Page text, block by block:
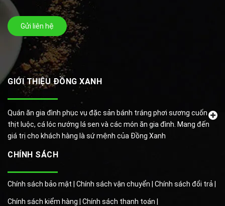
Gửi liên hệ
GIỚI THIỆU ĐỒNG XANH
Quán ăn gia đình phục vụ đặc sản bánh tráng phơi sương cuốn
thịt luộc, cá lóc nướng lá sen và các món ăn gia đình. Mang đến
giá trị cho khách hàng là sứ mệnh của Đồng Xanh
CHÍNH SÁCH
Chính sách bảo mật | Chính sách vận chuyển | Chính sách đổi trả |
Chính sách kiểm hàng | Chính sách thanh toán |